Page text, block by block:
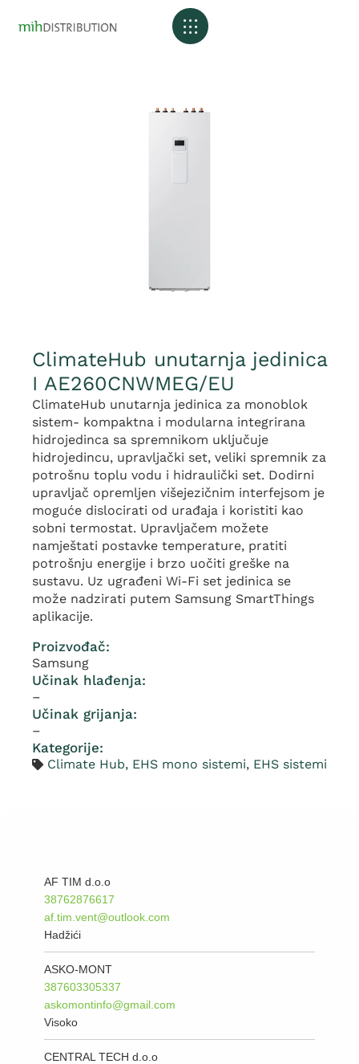
ClimateHub unutarnja jedinica
I AE260CNWMEG/EU
ClimateHub unutarnja jedinica za monoblok
sistem- kompaktna i modularna integrirana
hidrojedinca sa spremnikom uključuje
hidrojedincu, upravljački set, veliki spremnik za
potrošnu toplu vodu i hidraulički set. Dodirni
upravljač opremljen višejezičnim interfejsom je
moguće dislocirati od urađaja i koristiti kao
sobni termostat. Upravljačem možete
namještati postavke temperature, pratiti
potrošnju energije i brzo uočiti greške na
sustavu. Uz ugrađeni Wi-Fi set jedinica se
može nadzirati putem Samsung SmartThings
aplikacije.
Proizvođač:
Samsung
Učinak hlađenja:
–
Učinak grijanja:
–
Kategorije:
Climate Hub, EHS mono sistemi, EHS sistemi
AF TIM d.o.o
38762876617
af.tim.vent@outlook.com
Hadžići
ASKO-MONT
387603305337
askomontinfo@gmail.com
Visoko
CENTRAL TECH d.o.o